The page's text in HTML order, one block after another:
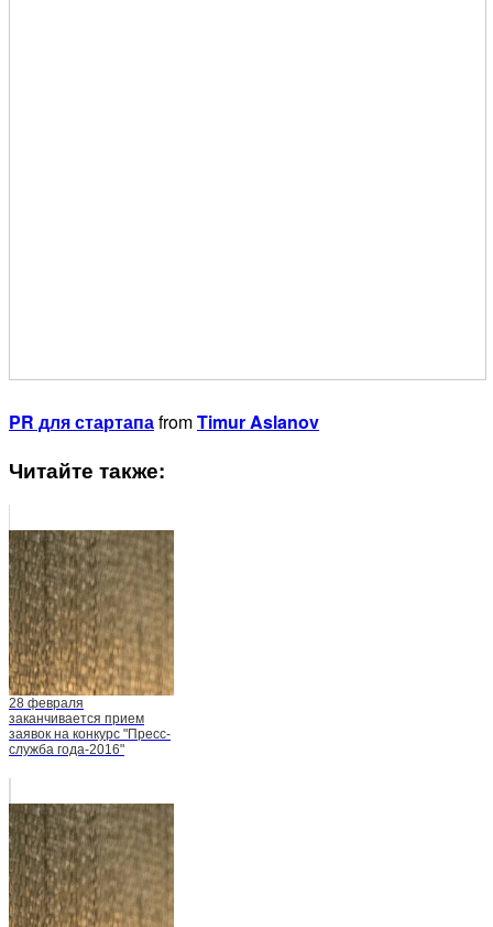
PR для стартапаfromTimur Aslanov
Читайте также:
28 февраля
заканчивается прием
заявок на конкурс "Пресс-
служба года-2016"